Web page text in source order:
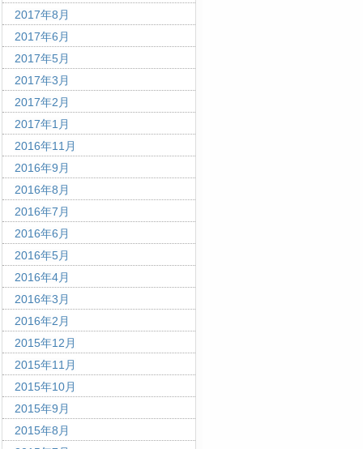
2017年8月
2017年6月
2017年5月
2017年3月
2017年2月
2017年1月
2016年11月
2016年9月
2016年8月
2016年7月
2016年6月
2016年5月
2016年4月
2016年3月
2016年2月
2015年12月
2015年11月
2015年10月
2015年9月
2015年8月